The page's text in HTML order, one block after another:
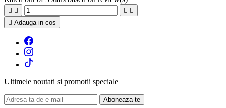
   
 Adauga in cos
Ultimele noutati si promotii speciale